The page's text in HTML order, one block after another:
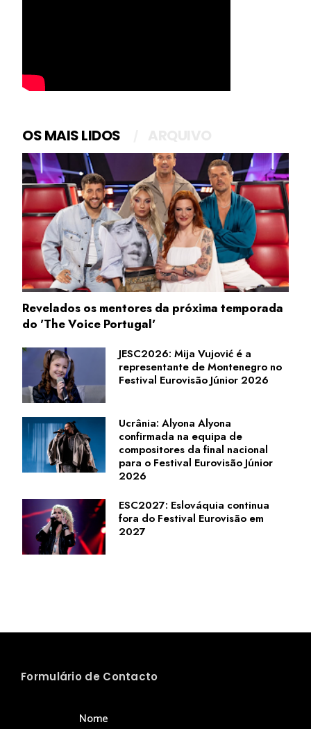
OS MAIS LIDOS
Revelados os mentores da próxima temporada
do 'The Voice Portugal'
JESC2026: Mija Vujović é a
representante de Montenegro no
Festival Eurovisão Júnior 2026
Ucrânia: Alyona Alyona
confirmada na equipa de
compositores da final nacional
para o Festival Eurovisão Júnior
2026
ESC2027: Eslováquia continua
fora do Festival Eurovisão em
2027
Formulário de Contacto
Nome